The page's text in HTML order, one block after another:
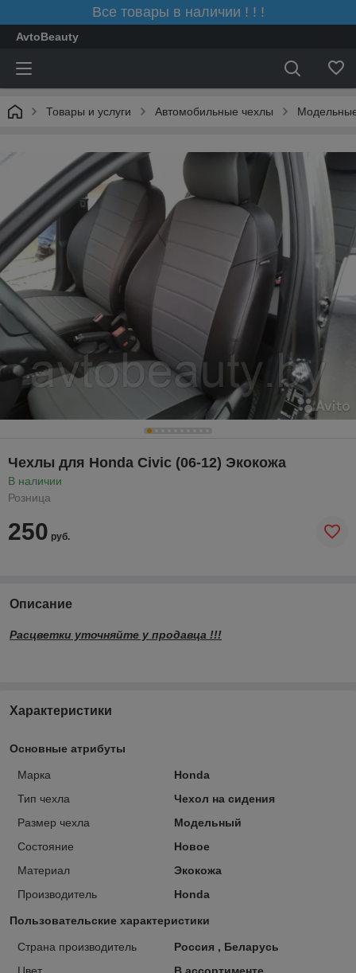
Все товары в наличии ! ! !
AvtoBeauty
Товары и услуги Автомобильные чехлы
Чехлы для Honda Civic (06-12) Экокожа
В наличии
Розница
250 руб.
Описание
Расцветки уточняйте у продавца !!!
Характеристики
Основные атрибуты
Марка
Honda
Тип чехла
Чехол на сидения
Размер чехла
Модельный
Состояние
Новое
Материал
Экокожа
Производитель
Honda
Пользовательские характеристики
Страна производитель
Россия , Беларусь
Цвет
В ассортименте